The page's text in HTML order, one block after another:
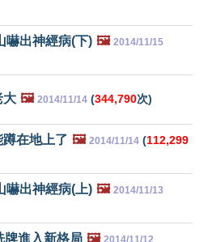
嚇出神經病(下) 🖼️ 2014/11/15
大 🖼️ 2014/11/14 (344,790次)
在地上了 🖼️ 2014/11/14 (112,299
嚇出神經病(上) 🖼️ 2014/11/13
牌進入新格局 🖼️ 2014/11/12